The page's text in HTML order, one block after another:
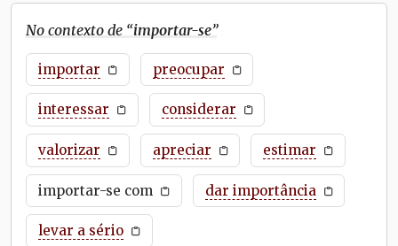
No contexto de “importar-se”
importar preocupar
interessar considerar
valorizar apreciar estimar
importar-se com dar importância
levar a sério